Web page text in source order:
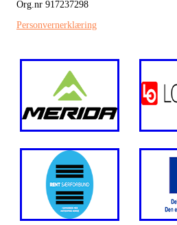
Org.nr 917237298
Personvernerklæring